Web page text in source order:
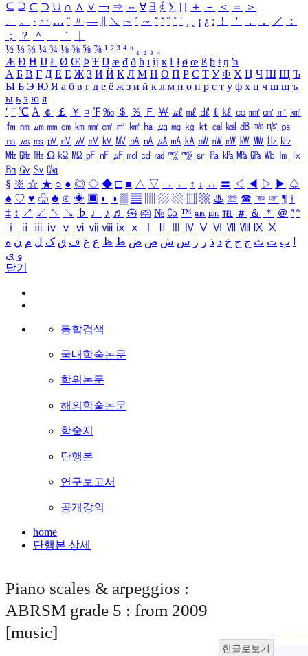
⊆ ⊇ ⊂ ⊃ ∪ ∩ ∧ ∨ ￢ ⇒ ⇔ ∀ ∃ ∮ ∑ ∏ ＋ － ＜ ＝
＞
、
。 · ‥ … ¨ 〃 ― ＼ ∼ ´ ～ ˇ ˘ ˝ ˚ ˙ ¸ ¡ ¿ ː ！ ＇ ， ． ／
：
；
？ ＾ ｀
½ ⅓ ⅔ ¼ ¾ ⅛ ⅜ ⅝ ⅞ ¹ ² ³ ⁴ ⁿ ₁ ₂ ₃ ₄
Æ Ð Ħ Ĳ Ł Ø Œ Þ Ŧ Ŋ æ đ ð ħ ı ĳ ĸ ŀ ł ø œ ß þ ŧ ŋ ŉ
А Б В Г Д Е Ё Ж З И Й К Л М Н О П Р С Т У Ф Х Ц Ч Ш Щ Ъ
Ы Ь Э Ю Я а б в г д е ё ж з и й к л м н о п р с т у ф х ц ч ш щ ъ
ы ь э ю я
′ ″ ℃ Å ￠ ￡ ￥ ¤ ℉ ‰ ＄ ％ Ｆ ￦ ㎕ ㎖ ㎗ ℓ ㎘ ㏄ ㎣ ㎤ ㎥ ㎦
㎙ ㎚ ㎛ ㎜ ㎝ ㎞ ㎟ ㎠ ㎡ ㎢ ㏊ ㎍ ㎎ ㎏ ㏏ ㎈ ㎉ ㏈ ㎧ ㎨ ㎰
㎱ ㎲ ㎳ ㎴ ㎵ ㎶ ㎷ ㎸ ㎹ ㎀ ㎁ ㎂ ㎃ ㎄ ㎺ ㎻ ㎽ ㎾ ㎿ ㎐ ㎑
㎒ ㎓ ㎔ Ω ㏀ ㏁ ㎊ ㎋ ㎌ ㏖ ㏅ ㎭ ㎮ ㎯ ㏛ ㎩ ㎪ ㎫ ㎬ ㏝ ㏐
㏓
㏃ ㏉ ㏜ ㏆
§ ※ ☆ ★ ○ ● ◎ ◇ ◆ □ ■ △ ▽ → ← ↑ ↓ ↔ 〓 ◁ ◀ ▷ ▶ ♤
♠ ♡ ♥ ♧ ♣ ⊙ ◈ ▣ ◐ ◑ ▒ ▤ ▨ ▧ ▦ ▩ ♨ ☏ ☎ ☜ ☞ ¶ †
‡ ↕ ↗ ↙ ↖ ↘ ♭ ♩ ♪ ♬ ㉿ ㈜ № ㏇ ™ ㏂ ㏘ ℡ ＃ ＆ ＊ ＠ ª º
ⅰ
ⅱ ⅲ ⅳ ⅴ ⅵ ⅶ ⅷ ⅸ ⅹ Ⅳ Ⅴ Ⅵ Ⅶ Ⅷ Ⅸ Ⅹ
ب ت ث ج ح خ د ذ ر ز س ش ص ض ط ظ ع غ ف ق ک ل م ن ه
و ی
닫기
통합검색
국내학술논문
학위논문
해외학술논문
학술지
단행본
연구보고서
공개강의
home
단행본 상세
Piano scales & arpeggios :
ABRSM grade 5 : from 2009
[music]
한글로보기